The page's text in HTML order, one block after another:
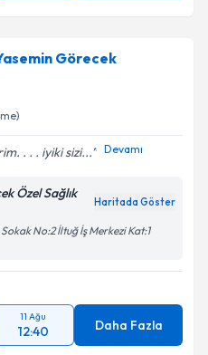
Görecek
. . . iyiki sizi... Devamı
Özel Sağlık
Haritada Göster
No:2 İltuğ İş Merkezi Kat:1
11 Ağu
12:40 Daha Fazla